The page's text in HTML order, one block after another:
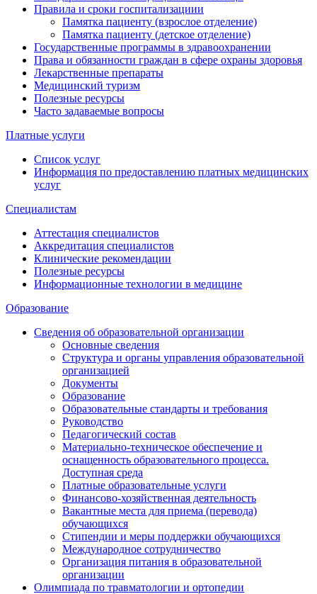
Правила и сроки госпитализациии
Памятка пациенту (взрослое отделение)
Памятка пациенту (детское отделение)
Государственные программы в здравоохранении
Права и обязанности граждан в сфере охраны здоровья
Лекарственные препараты
Медицинский туризм
Полезные ресурсы
Часто задаваемые вопросы
Платные услуги
Список услуг
Информация по предоставлению платных медицинских
услуг
Специалистам
Аттестация специалистов
Аккредитация специалистов
Клинические рекомендации
Полезные ресурсы
Информационные технологии в медицине
Образование
Сведения об образовательной организации
Основные сведения
Структура и органы управления образовательной
организацией
Документы
Образование
Образовательные стандарты и требования
Руководство
Педагогический состав
Материально-техническое обеспечение и
оснащенность образовательного процесса.
Доступная среда
Платные образовательные услуги
Финансово-хозяйственная деятельность
Вакантные места для приема (перевода)
обучающихся
Стипендии и меры поддержки обучающихся
Международное сотрудничество
Организация питания в образовательной
организации
Олимпиада по травматологии и ортопедии